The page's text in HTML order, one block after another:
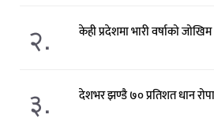
२. केही प्रदेशमा भारी वर्षाको जोखिम
३. देशभर झण्डै ७० प्रतिशत धान